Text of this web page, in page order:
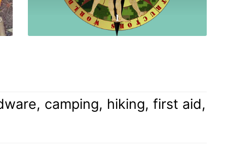
camping, hiking, first aid,